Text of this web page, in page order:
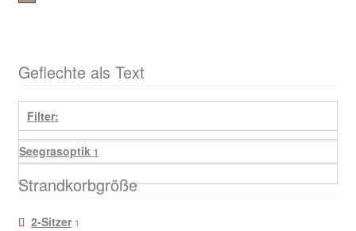
Geflechte als Text
Filter:
Seegrasoptik 1
Strandkorbgröße
2-Sitzer 1